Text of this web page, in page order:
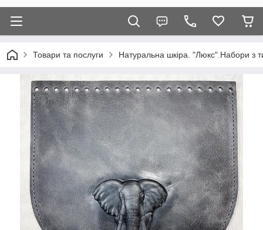
Товари та послуги Натуральна шкіра. "Люкс".Набори з